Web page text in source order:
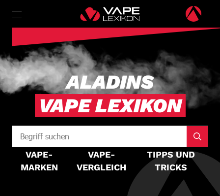
ALADINS
VAPE LEXIKON
VAPE-
MARKEN
VAPE-
VERGLEICH
TIPPS UND
TRICKS